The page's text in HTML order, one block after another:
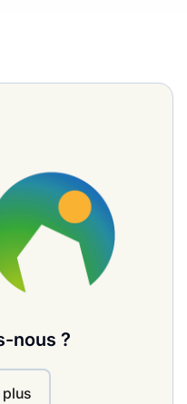
nous ?
plus